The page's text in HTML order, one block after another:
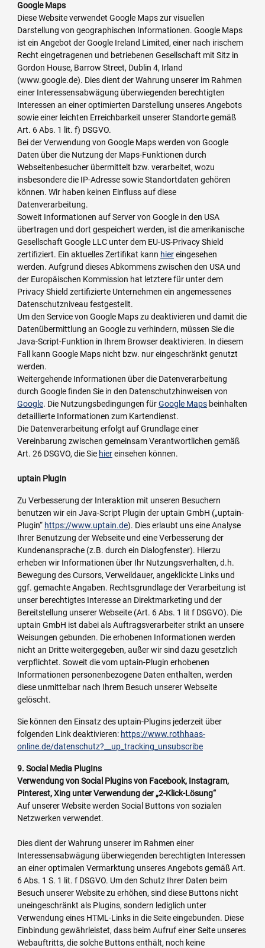
Google Maps
Diese Website verwendet Google Maps zur visuellen
Darstellung von geographischen Informationen. Google Maps
ist ein Angebot der Google Ireland Limited, einer nach irischem
Recht eingetragenen und betriebenen Gesellschaft mit Sitz in
Gordon House, Barrow Street, Dublin 4, Irland
(www.google.de). Dies dient der Wahrung unserer im Rahmen
einer Interessensabwägung überwiegenden berechtigten
Interessen an einer optimierten Darstellung unseres Angebots
sowie einer leichten Erreichbarkeit unserer Standorte gemäß
Art. 6 Abs. 1 lit. f) DSGVO.
Bei der Verwendung von Google Maps werden von Google
Daten über die Nutzung der Maps-Funktionen durch
Webseitenbesucher übermittelt bzw. verarbeitet, wozu
insbesondere die IP-Adresse sowie Standortdaten gehören
können. Wir haben keinen Einfluss auf diese
Datenverarbeitung.
Soweit Informationen auf Server von Google in den USA
übertragen und dort gespeichert werden, ist die amerikanische
Gesellschaft Google LLC unter dem EU-US-Privacy Shield
zertifiziert. Ein aktuelles Zertifikat kann hiereingesehen
werden. Aufgrund dieses Abkommens zwischen den USA und
der Europäischen Kommission hat letztere für unter dem
Privacy Shield zertifizierte Unternehmen ein angemessenes
Datenschutzniveau festgestellt.
Um den Service von Google Maps zu deaktivieren und damit die
Datenübermittlung an Google zu verhindern, müssen Sie die
Java-Script-Funktion in Ihrem Browser deaktivieren. In diesem
Fall kann Google Maps nicht bzw. nur eingeschränkt genutzt
werden.
Weitergehende Informationen über die Datenverarbeitung
durch Google finden Sie in den Datenschutzhinweisen von
Google. Die Nutzungsbedingungen fürGoogle Maps beinhalten
detaillierte Informationen zum Kartendienst.
Die Datenverarbeitung erfolgt auf Grundlage einer
Vereinbarung zwischen gemeinsam Verantwortlichen gemäß
Art. 26 DSGVO, die Sie hiereinsehen können.
uptain PlugIn
Zu Verbesserung der Interaktion mit unseren Besuchern
benutzen wir ein Java-Script Plugin der uptain GmbH („uptain-
Plugin“ https://www.uptain.de). Dies erlaubt uns eine Analyse
Ihrer Benutzung der Webseite und eine Verbesserung der
Kundenansprache (z.B. durch ein Dialogfenster). Hierzu
erheben wir Informationen über Ihr Nutzungsverhalten, d.h.
Bewegung des Cursors, Verweildauer, angeklickte Links und
ggf. gemachte Angaben. Rechtsgrundlage der Verarbeitung ist
unser berechtigtes Interesse an Direktmarketing und der
Bereitstellung unserer Webseite (Art. 6 Abs. 1 lit f DSGVO). Die
uptain GmbH ist dabei als Auftragsverarbeiter strikt an unsere
Weisungen gebunden. Die erhobenen Informationen werden
nicht an Dritte weitergegeben, außer wir sind dazu gesetzlich
verpflichtet. Soweit die vom uptain-Plugin erhobenen
Informationen personenbezogene Daten enthalten, werden
diese unmittelbar nach Ihrem Besuch unserer Webseite
gelöscht.
Sie können den Einsatz des uptain-Plugins jederzeit über
folgenden Link deaktivieren: https://www.rothhaas-
online.de/datenschutz?__up_tracking_unsubscribe
9. Social Media PlugIns
Verwendung von Social Plugins von Facebook, Instagram,
Pinterest, Xing unter Verwendung der „2-Klick-Lösung“
Auf unserer Website werden Social Buttons von sozialen
Netzwerken verwendet.
Dies dient der Wahrung unserer im Rahmen einer
Interessensabwägung überwiegenden berechtigten Interessen
an einer optimalen Vermarktung unseres Angebots gemäß Art.
6 Abs. 1 S. 1 lit. f DSGVO. Um den Schutz Ihrer Daten beim
Besuch unserer Website zu erhöhen, sind diese Buttons nicht
uneingeschränkt als Plugins, sondern lediglich unter
Verwendung eines HTML-Links in die Seite eingebunden. Diese
Einbindung gewährleistet, dass beim Aufruf einer Seite unseres
Webauftritts, die solche Buttons enthält, noch keine